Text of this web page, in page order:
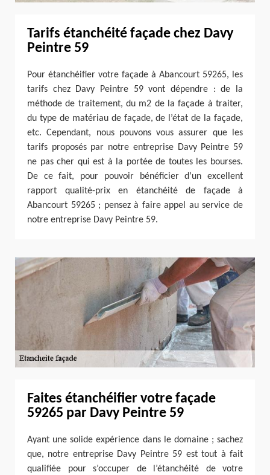
Tarifs étanchéité façade chez Davy
Peintre 59
Pour étanchéifier votre façade à Abancourt 59265, les
tarifs chez Davy Peintre 59 vont dépendre : de la
méthode de traitement, du m2 de la façade à traiter,
du type de matériau de façade, de l’état de la façade,
etc. Cependant, nous pouvons vous assurer que les
tarifs proposés par notre entreprise Davy Peintre 59
ne pas cher qui est à la portée de toutes les bourses.
De ce fait, pour pouvoir bénéficier d’un excellent
rapport qualité-prix en étanchéité de façade à
Abancourt 59265 ; pensez à faire appel au service de
notre entreprise Davy Peintre 59.
Faites étanchéifier votre façade
59265 par Davy Peintre 59
Ayant une solide expérience dans le domaine ; sachez
que, notre entreprise Davy Peintre 59 est tout à fait
qualifiée pour s’occuper de l’étanchéité de votre